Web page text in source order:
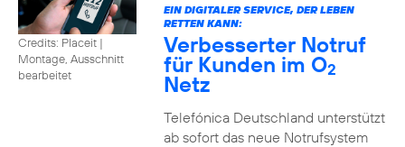
Credits: Placeit |
Montage, Ausschnitt
bearbeitet
EIN DIGITALER SERVICE, DER LEBEN
RETTEN KANN:
Verbesserter Notruf
für Kunden im O2
Netz
Telefónica Deutschland unterstützt
ab sofort das neue Notrufsystem